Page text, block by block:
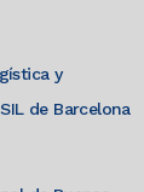
y
de Barcelona